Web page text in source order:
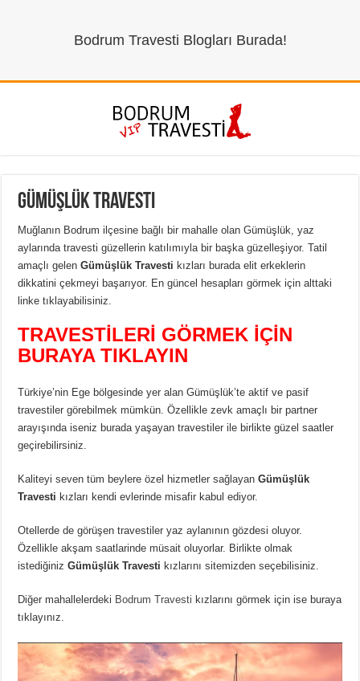
Bodrum Travesti Blogları Burada!
Gümüşlük Travesti
Muğlanın Bodrum ilçesine bağlı bir mahalle olan Gümüşlük, yaz
aylarında travesti güzellerin katılımıyla bir başka güzelleşiyor. Tatil
amaçlı gelenGümüşlük Travesti kızları burada elit erkeklerin
dikkatini çekmeyi başarıyor. En güncel hesapları görmek için alttaki
linke tıklayabilisiniz.
TRAVESTİLERİ GÖRMEK İÇİN
BURAYA TIKLAYIN
Türkiye’nin Ege bölgesinde yer alan Gümüşlük’te aktif ve pasif
travestiler görebilmek mümkün. Özellikle zevk amaçlı bir partner
arayışında iseniz burada yaşayan travestiler ile birlikte güzel saatler
geçirebilirsiniz.
Kaliteyi seven tüm beylere özel hizmetler sağlayanGümüşlük
Travesti kızları kendi evlerinde misafir kabul ediyor.
Otellerde de görüşen travestiler yaz aylanının gözdesi oluyor.
Özellikle akşam saatlarinde müsait oluyorlar. Birlikte olmak
istediğinizGümüşlük Travesti kızlarını sitemizden seçebilisiniz.
Diğer mahallelerdeki Bodrum Travesti kızlarını görmek için ise buraya
tıklayınız.